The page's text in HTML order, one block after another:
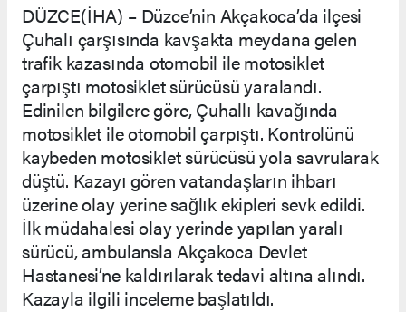
DÜZCE(İHA) – Düzce’nin Akçakoca’da ilçesi
Çuhalı çarşısında kavşakta meydana gelen
trafik kazasında otomobil ile motosiklet
çarpıştı motosiklet sürücüsü yaralandı.
Edinilen bilgilere göre, Çuhallı kavağında
motosiklet ile otomobil çarpıştı. Kontrolünü
kaybeden motosiklet sürücüsü yola savrularak
düştü. Kazayı gören vatandaşların ihbarı
üzerine olay yerine sağlık ekipleri sevk edildi.
İlk müdahalesi olay yerinde yapılan yaralı
sürücü, ambulansla Akçakoca Devlet
Hastanesi’ne kaldırılarak tedavi altına alındı.
Kazayla ilgili inceleme başlatıldı.